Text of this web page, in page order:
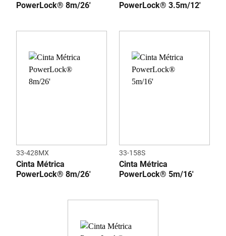
PowerLock® 8m/26' PowerLock® 3.5m/12'
33-428MX
Cinta Métrica
PowerLock® 8m/26'
33-158S
Cinta Métrica
PowerLock® 5m/16'